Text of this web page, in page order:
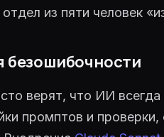
из пяти человек
безошибочности
верят, что ИИ
промптов и проверки,